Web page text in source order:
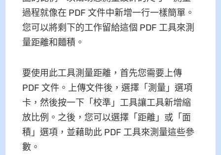
過程就像在 PDF 文件中新增一行一樣簡單。
您可以將剩下的工作留給這個 PDF 工具來測
量距離和麵積。
要使用此工具測量距離，首先您需要上傳
PDF 文件。上傳文件後，選擇「測量」選項
卡，然後按一下「校準」工具讓工具新增縮
放比例。之後，您可以選擇「距離」或「面
積」選項，並藉助此 PDF 工具來測量這些參
數。